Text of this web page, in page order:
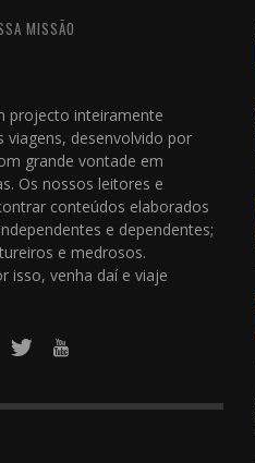
MISSÃO
projecto inteiramente
viagens, desenvolvido por
grande vontade em
Os nossos leitores e
conteúdos elaborados
e dependentes;
e medrosos.
isso, venha daí e viaje